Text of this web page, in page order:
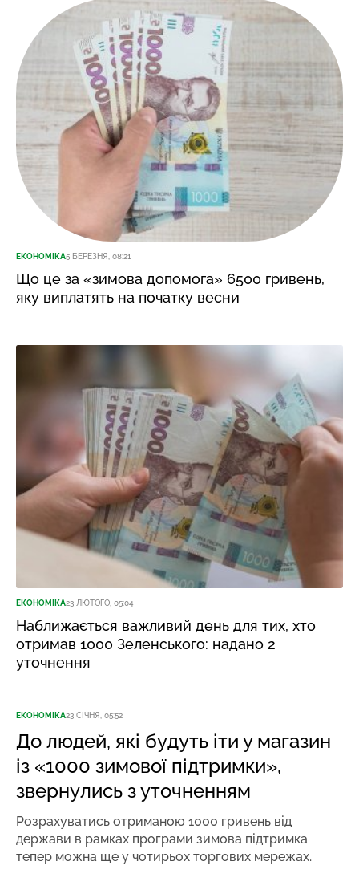
ЕКОНОМІКА5 БЕРЕЗНЯ, 08:21
Що це за «зимова допомога» 6500 гривень,
яку виплатять на початку весни
ЕКОНОМІКА23 ЛЮТОГО, 05:04
Наближається важливий день для тих, хто
отримав 1000 Зеленського: надано 2
уточнення
ЕКОНОМІКА23 СІЧНЯ, 05:52
До людей, які будуть іти у магазин
із «1000 зимової підтримки»,
звернулись з уточненням
Розрахуватись отриманою 1000 гривень від
держави в рамках програми зимова підтримка
тепер можна ще у чотирьох торгових мережах.